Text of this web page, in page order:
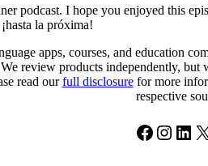
podcast. I hope you enjoyed this
la próxima!
apps, courses, and education
review products independently,
read ourfull disclosurefor more
respective
X